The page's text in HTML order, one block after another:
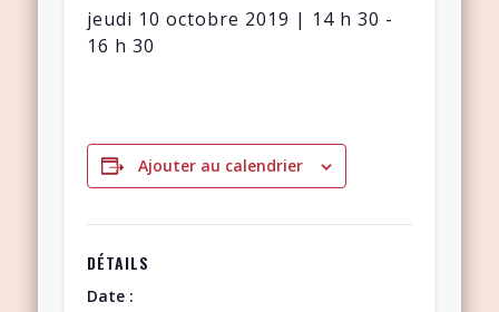
jeudi 10 octobre 2019 | 14 h 30 -
16 h 30
Ajouter au calendrier
DÉTAILS
Date :